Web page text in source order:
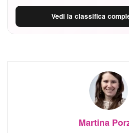
Vedi la classifica
Martina